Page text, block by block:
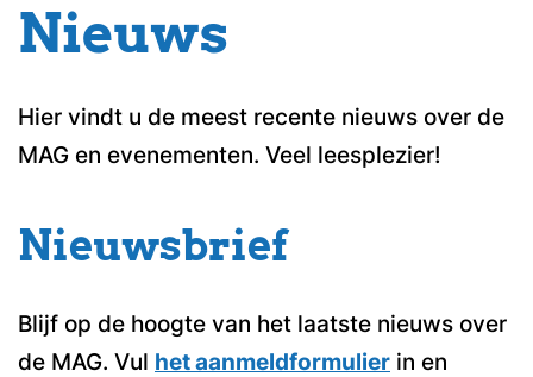
Nieuws
Hier vindt u de meest recente nieuws over de
MAG en evenementen. Veel leesplezier!
Nieuwsbrief
Blijf op de hoogte van het laatste nieuws over
de MAG. Vul het aanmeldformulier in en